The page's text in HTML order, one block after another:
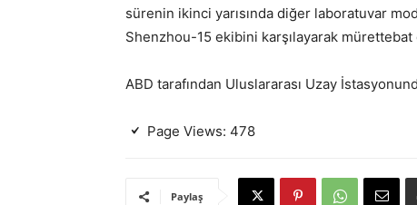
sürenin ikinci yarısında diğer laboratuvar
Shenzhou-15 ekibini karşılayarak
ABD tarafından Uluslararası Uzay
Page Views: 478
Paylaş